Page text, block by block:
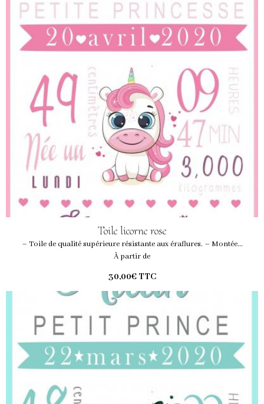
Toile licorne rose
– Toile de qualité supérieure résistante aux éraflures. – Montée...
À partir de
30,00€ TTC